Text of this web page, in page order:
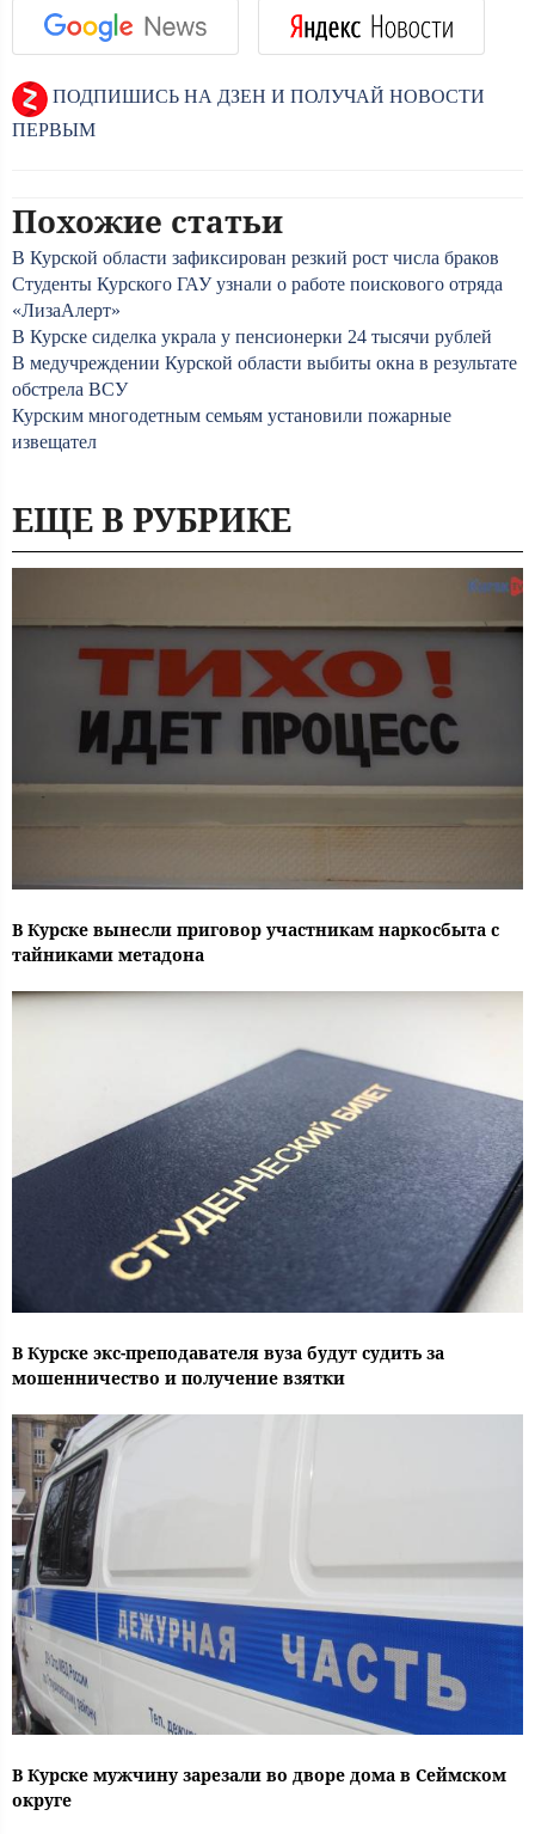
ПОДПИШИСЬ НА ДЗЕН И ПОЛУЧАЙ НОВОСТИ
ПЕРВЫМ
Похожие статьи
В Курской области зафиксирован резкий рост числа браков
Студенты Курского ГАУ узнали о работе поискового отряда
«ЛизаАлерт»
В Курске сиделка украла у пенсионерки 24 тысячи рублей
В медучреждении Курской области выбиты окна в результате
обстрела ВСУ
Курским многодетным семьям установили пожарные
извещател
ЕЩЕ В РУБРИКЕ
В Курске вынесли приговор участникам наркосбыта с
тайниками метадона
В Курске экс-преподавателя вуза будут судить за
мошенничество и получение взятки
В Курске мужчину зарезали во дворе дома в Сеймском
округе